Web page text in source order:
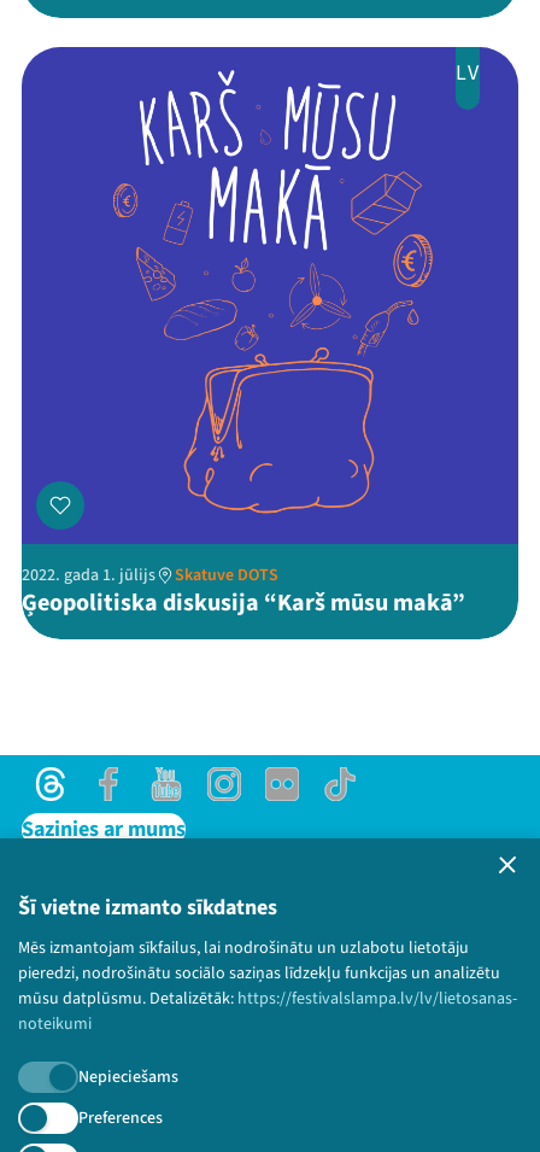
Šī vietne izmanto sīkdatnes
Mēs izmantojam sīkfailus, lai nodrošinātu un uzlabotu lietotāju
pieredzi, nodrošinātu sociālo saziņas līdzekļu funkcijas un analizētu
mūsu datplūsmu. Detalizētāk: https://festivalslampa.lv/lv/lietosanas-
noteikumi
Nepieciešams
Preferences
ThreadsFacebookYoutube Instagram
Flick TikTok
LV
2022. gada 1. jūlijs Skatuve DOTS
Ģeopolitiska diskusija “Karš mūsu makā”
ThreadsFacebookYoutubeInstagram
Flick TikTok
Sazinies ar mums
Lietošanas noteikumi un sīkdatņu politika
Bērnu aizsardzības politika
© 2026 Sarunu festivāls LAMPA Visas tiesības
paturētas.
Piesakies jaunumiem!